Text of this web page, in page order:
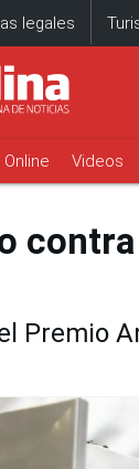
legales
Online Videos
contra
Premio